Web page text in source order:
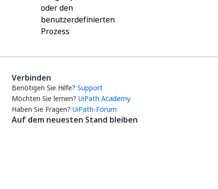
oder den
benutzerdefinierten
Prozess
Verbinden
Benötigen Sie Hilfe? Support
Möchten Sie lernen? UiPath Academy
Haben Sie Fragen? UiPath-Forum
Auf dem neuesten Stand bleiben